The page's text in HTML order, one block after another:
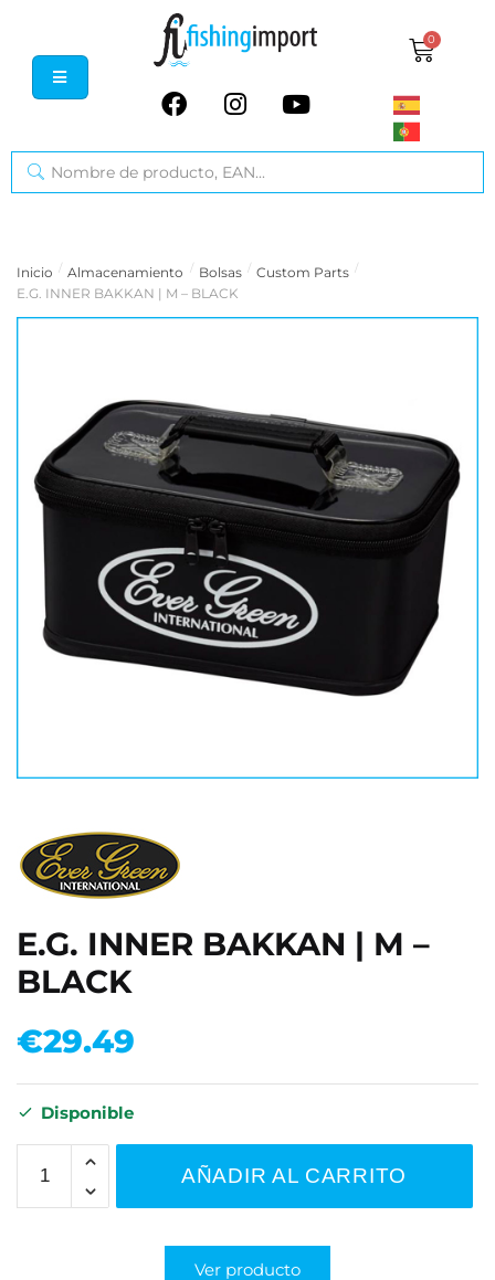
0
Inicio / Almacenamiento / Bolsas / Custom Parts /
E.G. INNER BAKKAN | M – BLACK
E.G. INNER BAKKAN | M –
BLACK
€29.49
Disponible
AÑADIR AL CARRITO
Ver producto